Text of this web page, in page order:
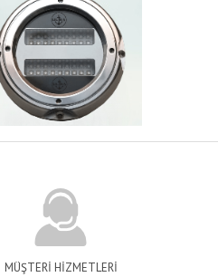
MÜŞTERİ HİZMETLERİ